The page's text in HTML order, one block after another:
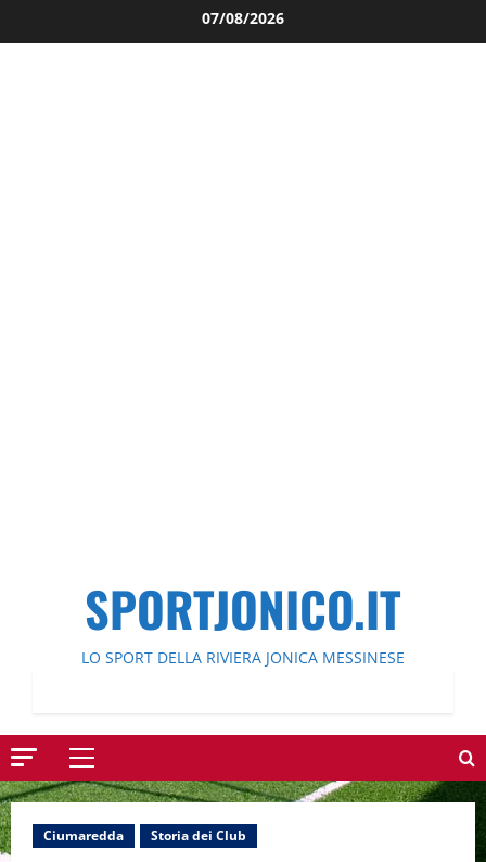
al
07/08/2026
SPORTJONICO.IT
LO SPORT DELLA RIVIERA JONICA MESSINESE
Menu
principale
Ciumaredda Storia dei Club